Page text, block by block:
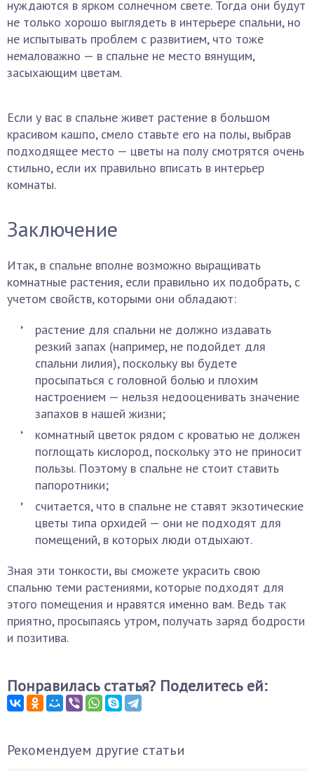
нуждаются в ярком солнечном свете. Тогда они будут
не только хорошо выглядеть в интерьере спальни, но
не испытывать проблем с развитием, что тоже
немаловажно — в спальне не место вянущим,
засыхающим цветам.
Если у вас в спальне живет растение в большом
красивом кашпо, смело ставьте его на полы, выбрав
подходящее место — цветы на полу смотрятся очень
стильно, если их правильно вписать в интерьер
комнаты.
Заключение
Итак, в спальне вполне возможно выращивать
комнатные растения, если правильно их подобрать, с
учетом свойств, которыми они обладают:
растение для спальни не должно издавать
резкий запах (например, не подойдет для
спальни лилия), поскольку вы будете
просыпаться с головной болью и плохим
настроением — нельзя недооценивать значение
запахов в нашей жизни;
комнатный цветок рядом с кроватью не должен
поглощать кислород, поскольку это не приносит
пользы. Поэтому в спальне не стоит ставить
папоротники;
считается, что в спальне не ставят экзотические
цветы типа орхидей — они не подходят для
помещений, в которых люди отдыхают.
Зная эти тонкости, вы сможете украсить свою
спальню теми растениями, которые подходят для
этого помещения и нравятся именно вам. Ведь так
приятно, просыпаясь утром, получать заряд бодрости
и позитива.
Понравилась статья? Поделитесь ей:
Рекомендуем другие статьи